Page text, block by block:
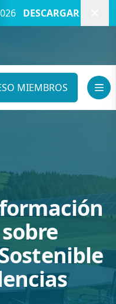
DESCARGAR
MIEMBROS